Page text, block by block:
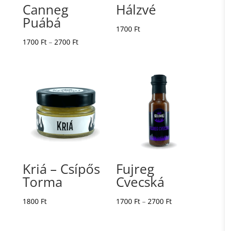
Canneg
Puábá
1700 Ft – 2700 FtÁrtartomány:
Hálzvé
1700 Ft
Kriá – Csípős
Torma
1800 Ft
Fujreg
Cvecská
1700 Ft – 2700 FtÁrtartomány: